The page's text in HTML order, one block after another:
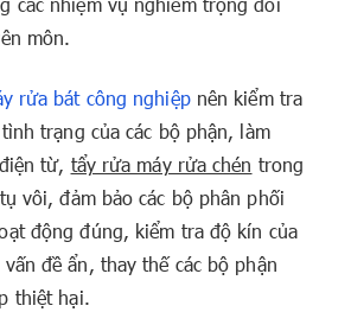
môn.
rửa bát công nghiệpnên kiểm tra
trạng của các bộ phận, làm
từ, tẩy rửa máy rửa chén trong
vôi, đảm bảo các bộ phân phối
động đúng, kiểm tra độ kín của
đề ẩn, thay thế các bộ phận
thiệt hại.